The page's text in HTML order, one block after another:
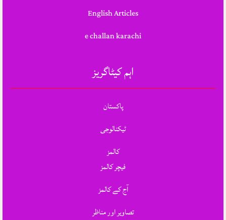
English Articles
e challan karachi
اہم کیٹاگریز
پاکستان
ٹیکنالوجی
کالمز
فیچر کالمز
آج کے کالمز
تصاویر اور مناظر